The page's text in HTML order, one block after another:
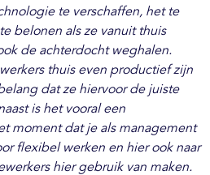
te verschaffen, het te
belonen als ze vanuit thuis
de achterdocht weghalen.
thuis even productief zijn
dat ze hiervoor de juiste
is het vooral een
moment dat je als management
flexibel werken en hier ook naar
hier gebruik van maken.